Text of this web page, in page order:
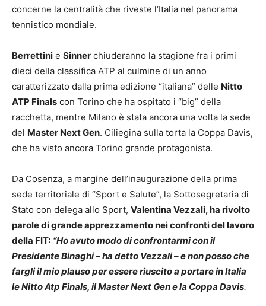
concerne la centralità che riveste l’Italia nel panorama
tennistico mondiale.
Berrettini e Sinner chiuderanno la stagione fra i primi
dieci della classifica ATP al culmine di un anno
caratterizzato dalla prima edizione “italiana” delle Nitto
ATP Finals con Torino che ha ospitato i “big” della
racchetta, mentre Milano è stata ancora una volta la sede
del Master Next Gen. Ciliegina sulla torta la Coppa Davis,
che ha visto ancora Torino grande protagonista.
Da Cosenza, a margine dell’inaugurazione della prima
sede territoriale di “Sport e Salute”, la Sottosegretaria di
Stato con delega allo Sport, Valentina Vezzali, ha rivolto
parole di grande apprezzamento nei confronti del lavoro
della FIT: “Ho avuto modo di confrontarmi con il
Presidente Binaghi – ha detto Vezzali – e non posso che
fargli il mio plauso per essere riuscito a portare in Italia
le Nitto Atp Finals, il Master Next Gen e la Coppa Davis.